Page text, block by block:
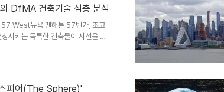
개요 건축가 / 구조 엔지니어
년..
DfMA 건축기술 심층 분석
57 West뉴욕 맨해튼 57번가, 초고
시키는 독특한 건축물이 시선을 사
Group)이 설계한 VIA 57
피어(The Sphere)'